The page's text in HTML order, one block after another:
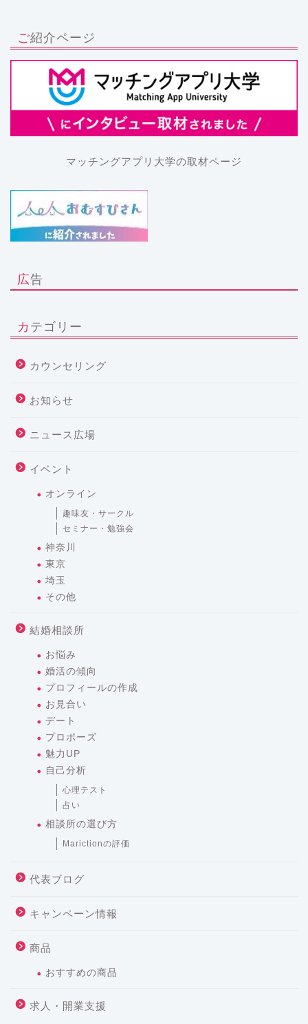
ご紹介ページ
マッチングアプリ大学の取材ページ
広告
カテゴリー
カウンセリング
お知らせ
ニュース広場
イベント
オンライン
趣味友・サークル
セミナー・勉強会
神奈川
東京
埼玉
その他
結婚相談所
お悩み
婚活の傾向
プロフィールの作成
お見合い
デート
プロポーズ
魅力UP
自己分析
心理テスト
占い
相談所の選び方
Marictionの評価
代表ブログ
キャンペーン情報
商品
おすすめの商品
求人・開業支援